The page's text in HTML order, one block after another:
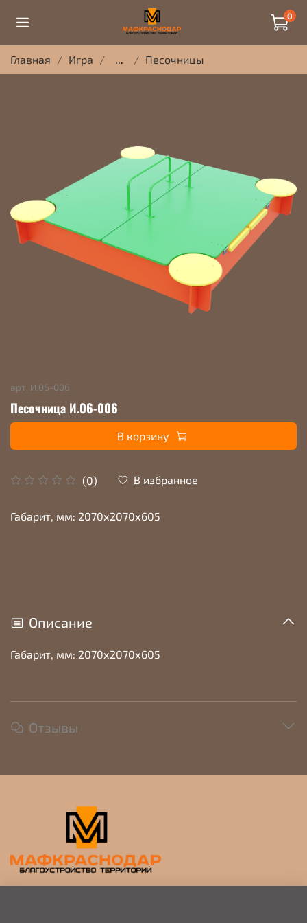
0
Главная Игра ... Песочницы
арт. И.06-006
Песочница И.06-006
(0) В избранное
В корзину
Габарит, мм: 2070х2070х605
Описание
Габарит, мм: 2070х2070х605
Отзывы